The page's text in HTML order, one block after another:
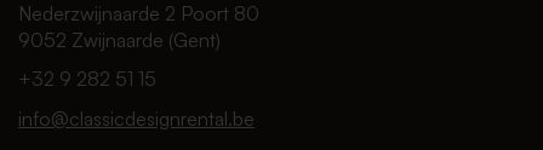
Nederzwijnaarde 2 Poort 80
9052 Zwijnaarde (Gent)
+32 9 282 51 15
info@classicdesignrental.be